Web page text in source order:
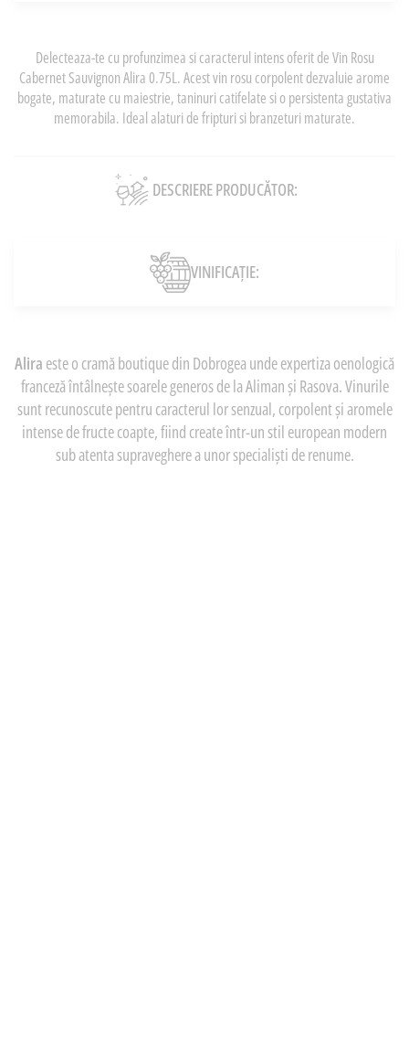
Delecteaza-te cu profunzimea si caracterul intens oferit de Vin Rosu
Cabernet Sauvignon Alira 0.75L. Acest vin rosu corpolent dezvaluie arome
bogate, maturate cu maiestrie, taninuri catifelate si o persistenta gustativa
memorabila. Ideal alaturi de fripturi si branzeturi maturate.
DESCRIERE PRODUCĂTOR:
VINIFICAȚIE:
Alira este o cramă boutique din Dobrogea unde expertiza oenologică
franceză întâlnește soarele generos de la Aliman și Rasova. Vinurile
sunt recunoscute pentru caracterul lor senzual, corpolent și aromele
intense de fructe coapte, fiind create într-un stil european modern
sub atenta supraveghere a unor specialiști de renume.